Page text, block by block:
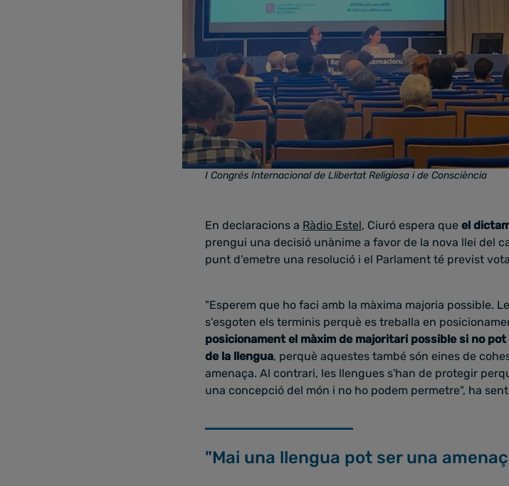
I Congrés Internacional de Llibertat Religiosa i de Consciència
En declaracions a Ràdio Estel, Ciuró espera que el
prengui una decisió unànime a favor de la nova llei del
punt d'emetre una resolució i el Parlament té previst
"Esperem que ho faci amb la màxima majoria possible.
s'esgoten els terminis perquè es treballa en
posicionament el màxim de majoritari possible si no
de la llengua, perquè aquestes també són eines de
amenaça. Al contrari, les llengues s'han de protegir
una concepció del món i no ho podem permetre", ha
"Mai una llengua pot ser una